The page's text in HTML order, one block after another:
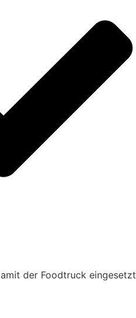
der Foodtruck eingesetzt